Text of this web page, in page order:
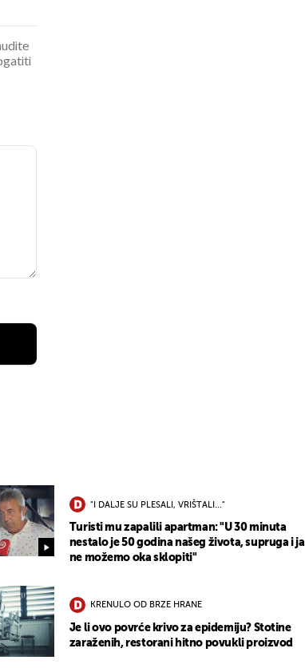
"I DALJE SU PLESALI, VRIŠTALI..."
Turisti mu zapalili apartman: "U 30 minuta
nestalo je 50 godina našeg života, supruga i ja
ne možemo oka sklopiti"
KRENULO OD BRZE HRANE
Je li ovo povrće krivo za epidemiju? Stotine
zaraženih, restorani hitno povukli proizvod